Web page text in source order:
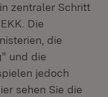
zentraler Schritt
Die
die
und die
jedoch
sehen Sie die